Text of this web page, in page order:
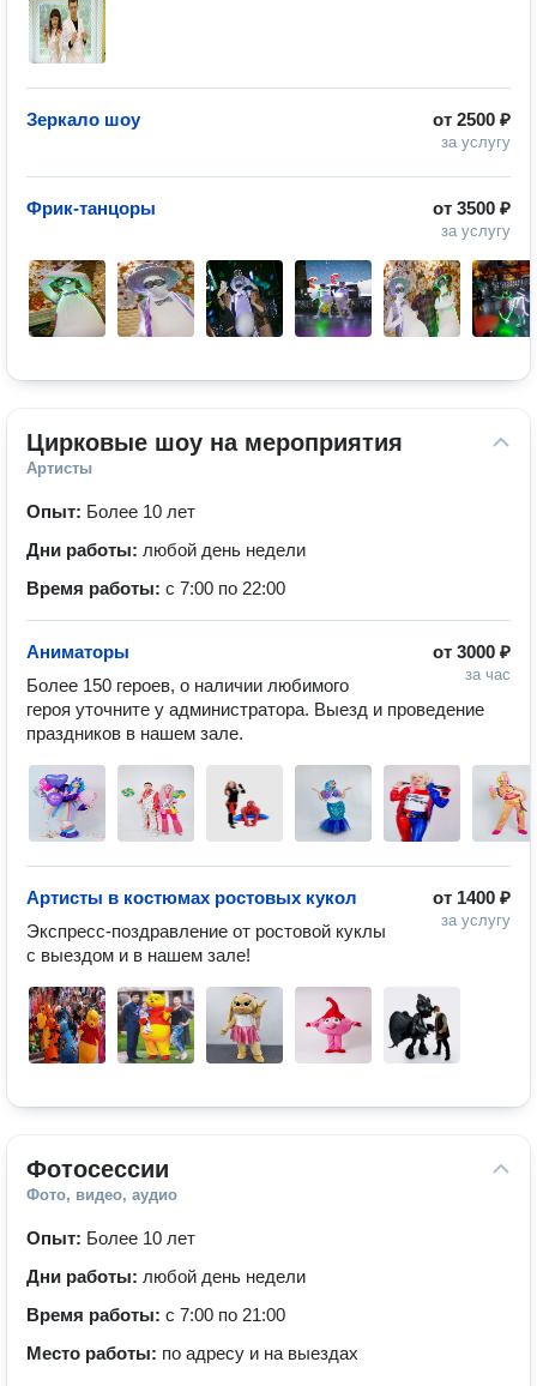
от 2500 ₽
за услугу
Зеркало шоу
от 3500 ₽
за услугу
Фрик-танцоры
Цирковые шоу на мероприятия
Артисты
Опыт: Более 10 лет
Дни работы: любой день недели
Время работы: с 7:00 по 22:00
от 3000 ₽
за час
Аниматоры
Более 150 героев, о наличии любимого
героя уточните у администратора. Выезд и проведение
праздников в нашем зале.
от 1400 ₽
за услугу
Артисты в костюмах ростовых кукол
Экспресс-поздравление от ростовой куклы
с выездом и в нашем зале!
Фотосессии
Фото, видео, аудио
Опыт: Более 10 лет
Дни работы: любой день недели
Время работы: с 7:00 по 21:00
Место работы: по адресу и на выездах